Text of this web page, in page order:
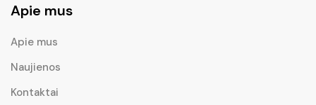
Apie mus
Apie mus
Naujienos
Kontaktai